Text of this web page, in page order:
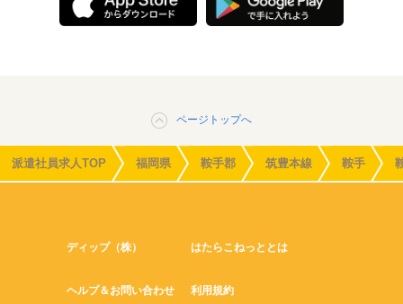
ページトップへ
派遣社員求人TOP 福岡県 鞍手郡 筑豊本線 鞍手
ディップ（株） はたらこねっととは
ヘルプ＆お問い合わせ 利用規約